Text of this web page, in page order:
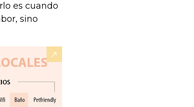
es cuando
sino